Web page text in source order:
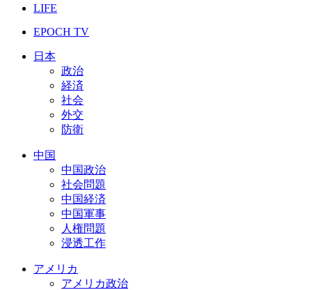
LIFE
EPOCH TV
日本
政治
経済
社会
外交
防衛
中国
中国政治
社会問題
中国経済
中国軍事
人権問題
浸透工作
アメリカ
アメリカ政治